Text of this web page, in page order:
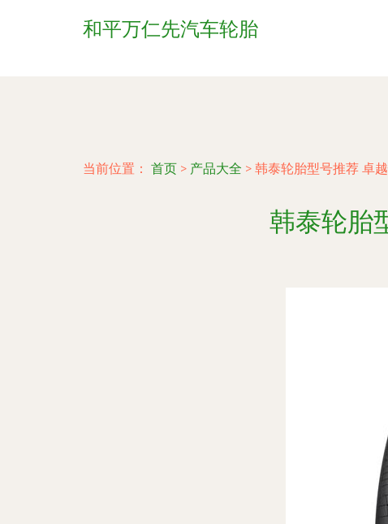
和平万仁先汽车轮胎
当前位置： 首页 > 产品大全 > 韩泰轮胎型号推荐 卓
韩泰轮胎